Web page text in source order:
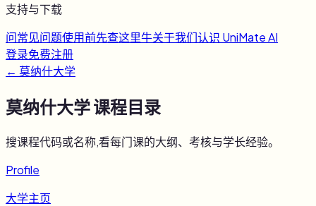
支持与下载
问常见问题使用前先查这里牛关于我们认识 UniMate AI
登录免费注册
← 莫纳什大学
莫纳什大学课程目录
搜课程代码或名称,看每门课的大纲、考核与学长经验。
Profile
大学主页